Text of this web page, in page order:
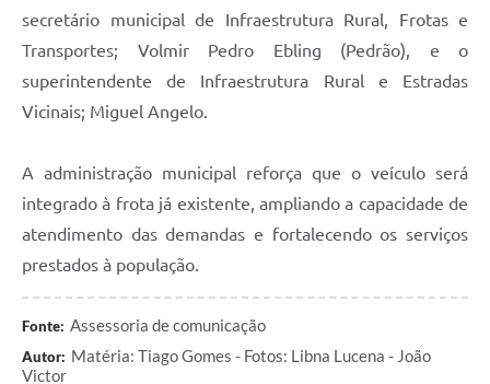
secretário municipal de Infraestrutura Rural, Frotas e
Transportes; Volmir Pedro Ebling (Pedrão), e o
superintendente de Infraestrutura Rural e Estradas
Vicinais; Miguel Angelo.
A administração municipal reforça que o veículo será
integrado à frota já existente, ampliando a capacidade de
atendimento das demandas e fortalecendo os serviços
prestados à população.
Fonte: Assessoria de comunicação
Autor: Matéria: Tiago Gomes - Fotos: Libna Lucena - João
Victor